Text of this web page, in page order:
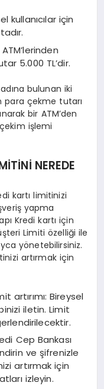
kullanıcılar için
5.000 TL’dir.
bulunan iki
para çekme tutarı
bir ATM’den
işlemi
NEREDE
kartı limitinizi
yapma
Kredi kartı için
Limiti özelliği ile
yönetebilirsiniz.
artırmak için
artırımı: Bireysel
iletin. Limit
Cep Bankası
ve şifrenizle
artırmak için
izleyin.